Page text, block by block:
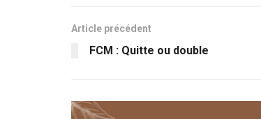
Article précédent
FCM : Quitte ou double